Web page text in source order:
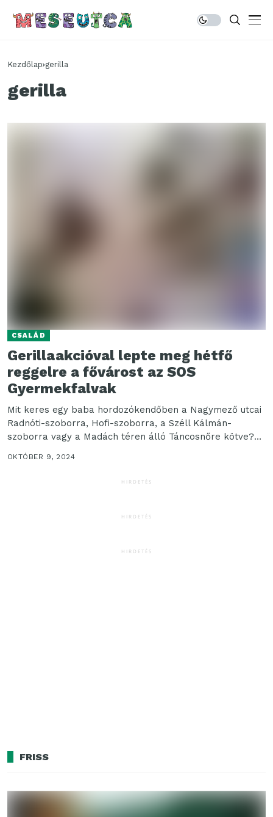
Kezdőlap gerilla
gerilla
CSALÁD
Gerillaakcióval lepte meg hétfő
reggelre a fővárost az SOS
Gyermekfalvak
Mit keres egy baba hordozókendőben a Nagymező utcai
Radnóti-szoborra, Hofi-szoborra, a Széll Kálmán-
szoborra vagy a Madách téren álló Táncosnőre kötve?
Hogy kerül egy...
OKTÓBER 9, 2024
HIRDETÉS
HIRDETÉS
HIRDETÉS
FRISS